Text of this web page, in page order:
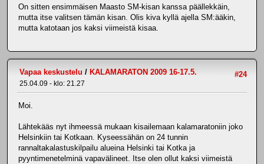
On sitten ensimmäisen Maasto SM-kisan kanssa päällekkäin,
mutta itse valitsen tämän kisan. Olis kiva kyllä ajella SM:ääkin,
mutta katotaan jos kaksi viimeistä kisaa.
#24
Vapaa keskustelu / KALAMARATON 2009 16-17.5.
25.04.09 - klo: 21.27
Moi.
Lähtekääs nyt ihmeessä mukaan kisailemaan kalamaratoniin joko
Helsinkiin tai Kotkaan. Kyseessähän on 24 tunnin
rannaltakalastuskilpailu alueina Helsinki tai Kotka ja
pyyntimenetelminä vapavälineet. Itse olen ollut kaksi viimeistä